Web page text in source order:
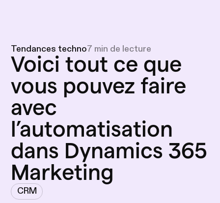
Tendances techno7 min de lecture
Voici tout ce que
vous pouvez faire
avec
l’automatisation
dans Dynamics 365
Marketing
CRM